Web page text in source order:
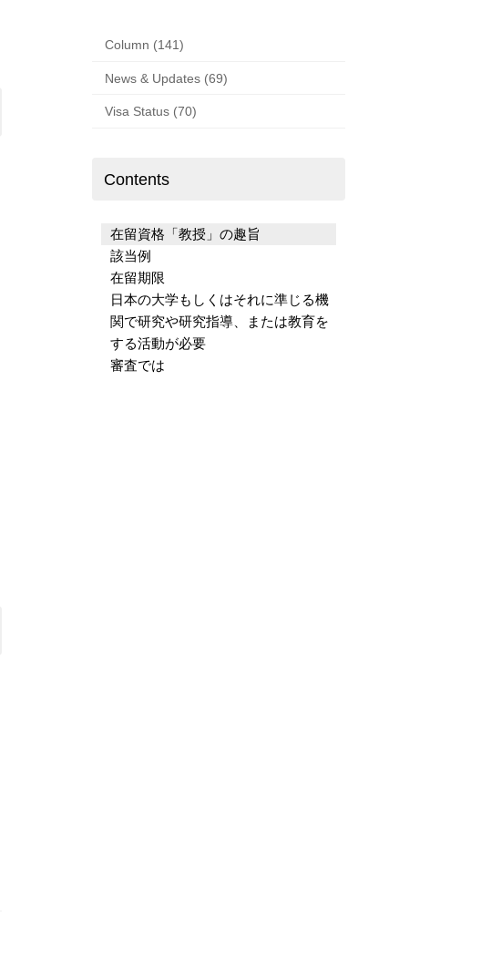
Column (141)
News & Updates (69)
Visa Status (70)
Contents
在留資格「教授」の趣旨
該当例
在留期限
日本の大学もしくはそれに準じる機
関で研究や研究指導、または教育を
する活動が必要
審査では